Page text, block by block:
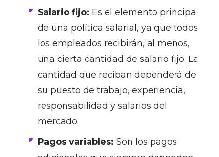
Salario fijo: Es el elemento principal
de una política salarial, ya que todos
los empleados recibirán, al menos,
una cierta cantidad de salario fijo. La
cantidad que reciban dependerá de
su puesto de trabajo, experiencia,
responsabilidad y salarios del
mercado.
Pagos variables: Son los pagos